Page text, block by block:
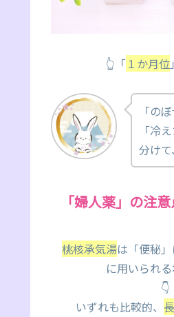
👆「 １か月位
「の
「冷
分けて
「婦人薬」の注
桃核承気湯は「便秘」
に用いられる
👇
いずれも比較的、